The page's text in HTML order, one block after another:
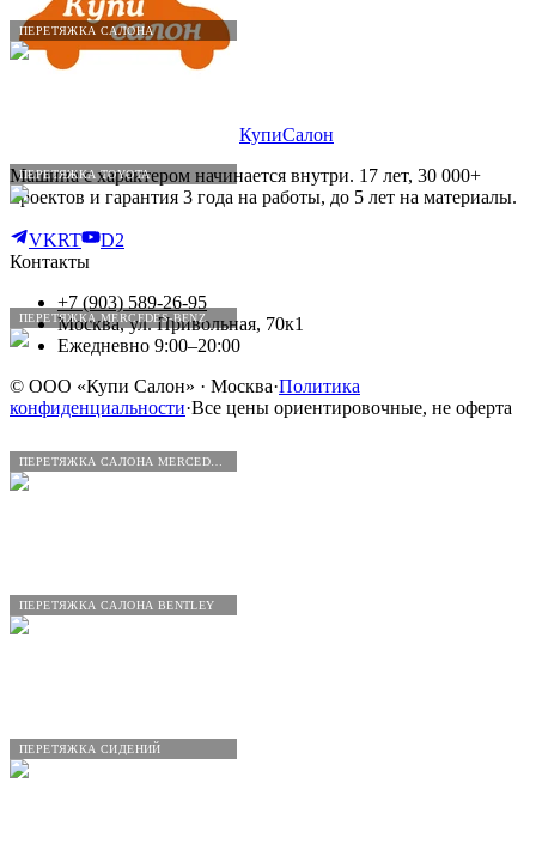
ПЕРЕТЯЖКА САЛОНА
ПЕРЕТЯЖКА TOYOTA
ПЕРЕТЯЖКА MERCEDES-BENZ
ПЕРЕТЯЖКА САЛОНА BENTLEY
ПЕРЕТЯЖКА СИДЕНИЙ
КупиСалон
Машина с характером начинается внутри. 17 лет, 30 000+
проектов и гарантия 3 года на работы, до 5 лет на материалы.
VKRT
D2
Контакты
+7 (903) 589-26-95
Москва, ул. Привольная, 70к1
Ежедневно 9:00–20:00
© ООО «Купи Салон» · Москва·Политика
конфиденциальности·Все цены ориентировочные, не оферта